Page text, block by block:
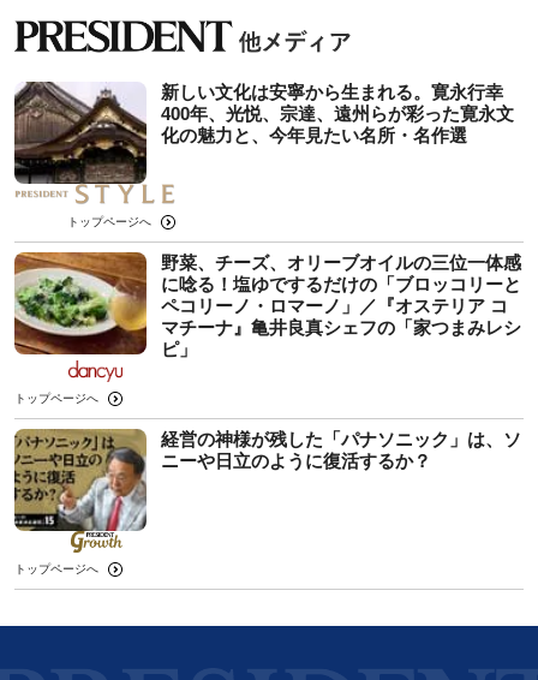
新しい文化は安寧から生まれる。寛永行幸
400年、光悦、宗達、遠州らが彩った寛永文
化の魅力と、今年見たい名所・名作選
トップページへ
野菜、チーズ、オリーブオイルの三位一体感
に唸る！塩ゆでするだけの「ブロッコリーと
ペコリーノ・ロマーノ」／『オステリア コ
マチーナ』亀井良真シェフの「家つまみレシ
ピ」
トップページへ
経営の神様が残した「パナソニック」は、ソ
ニーや日立のように復活するか？
トップページへ